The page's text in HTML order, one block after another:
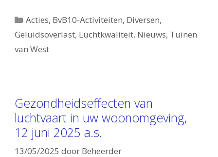
Categorieën
Acties, BvB10-Activiteiten, Diversen,
Geluidsoverlast, Luchtkwaliteit, Nieuws, Tuinen
van West
Gezondheidseffecten van
luchtvaart in uw woonomgeving,
12 juni 2025 a.s.
13/05/2025 door Beheerder